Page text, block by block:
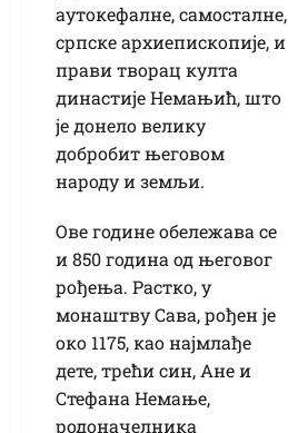
аутокефалне, самосталне,
српске архиепископије, и
прави творац култа
династије Немањић, што
је донело велику
добробит његовом
народу и земљи.
Ове године обележава се
и 850 година од његовог
рођења. Растко, у
монаштву Сава, рођен је
око 1175, као најмлађе
дете, трећи син, Ане и
Стефана Немање,
родоначелника